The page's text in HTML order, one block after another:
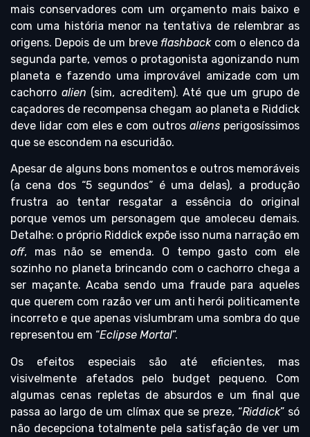
mais conservadores com um orçamento mais baixo e
com uma história menor na tentativa de relembrar as
origens. Depois de um breveflashbackcom o elenco da
segunda parte, vemos o protagonista agonizando num
planeta e fazendo uma improvável amizade com um
cachorro alien (sim, acreditem). Até que um grupo de
caçadores de recompensa chegam ao planeta e Riddick
deve lidar com eles e com outros aliensperigosíssimos
que se escondem na escuridão.
Apesar de alguns bons momentos e outros memoráveis
(a cena dos “5 segundos” é uma delas), a produção
frustra ao tentar resgatar a essência do original
porque vemos um personagem que amoleceu demais.
Detalhe: o próprio Riddick expõe isso numa narração em
off, mas não se emenda. O tempo gasto com ele
sozinho no planeta brincando com o cachorro chega a
ser maçante. Acaba sendo uma fraude para aqueles
que querem com razão ver um anti herói politicamente
incorreto e que apenas vislumbram uma sombra do que
representou em “Eclipse Mortal”.
Os efeitos especiais são até eficientes, mas
visivelmente afetados pelo budget pequeno. Com
algumas cenas repletas de absurdos e um final que
passa ao largo de um clímax que se preze, “Riddick” só
não decepciona totalmente pela satisfação de ver um